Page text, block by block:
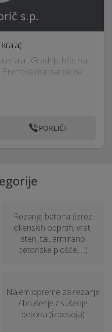
s.p.
· Gradnja hiše na
Prenova mansarde na
POKLIČI
Rezanje betona (izrez
okenskih odprtih, vrat,
sten, tal, armirano
betonske plošče, ...)
Najem opreme za rezanje
/ brušenje / sušenje
betona (izposoja)